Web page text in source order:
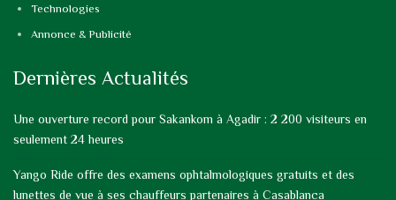
Technologies
Annonce & Publicité
Dernières Actualités
Une ouverture record pour Sakankom à Agadir : 2 200 visiteurs en
seulement 24 heures
Yango Ride offre des examens ophtalmologiques gratuits et des